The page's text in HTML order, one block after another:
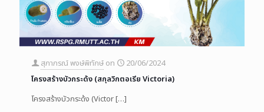
สุภาภรณ์ พงษ์พิทักษ์ on
20/06/2024
โครงสร้างบัวกระด้ง (สกุลวิกตอเรีย Victoria)
โครงสร้างบัวกระด้ง (Victor[…]